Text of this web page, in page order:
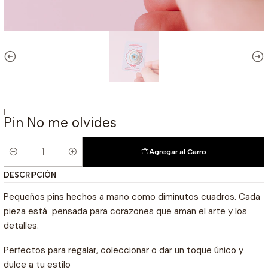
|
Pin No me olvides
Cantidad
Agregar al Carro
DESCRIPCIÓN
Pequeños pins hechos a mano como diminutos cuadros. Cada
pieza está pensada para corazones que aman el arte y los
detalles.
Perfectos para regalar, coleccionar o dar un toque único y
dulce a tu estilo